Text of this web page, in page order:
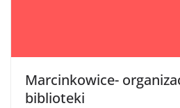
Marcinkowice-
biblioteki